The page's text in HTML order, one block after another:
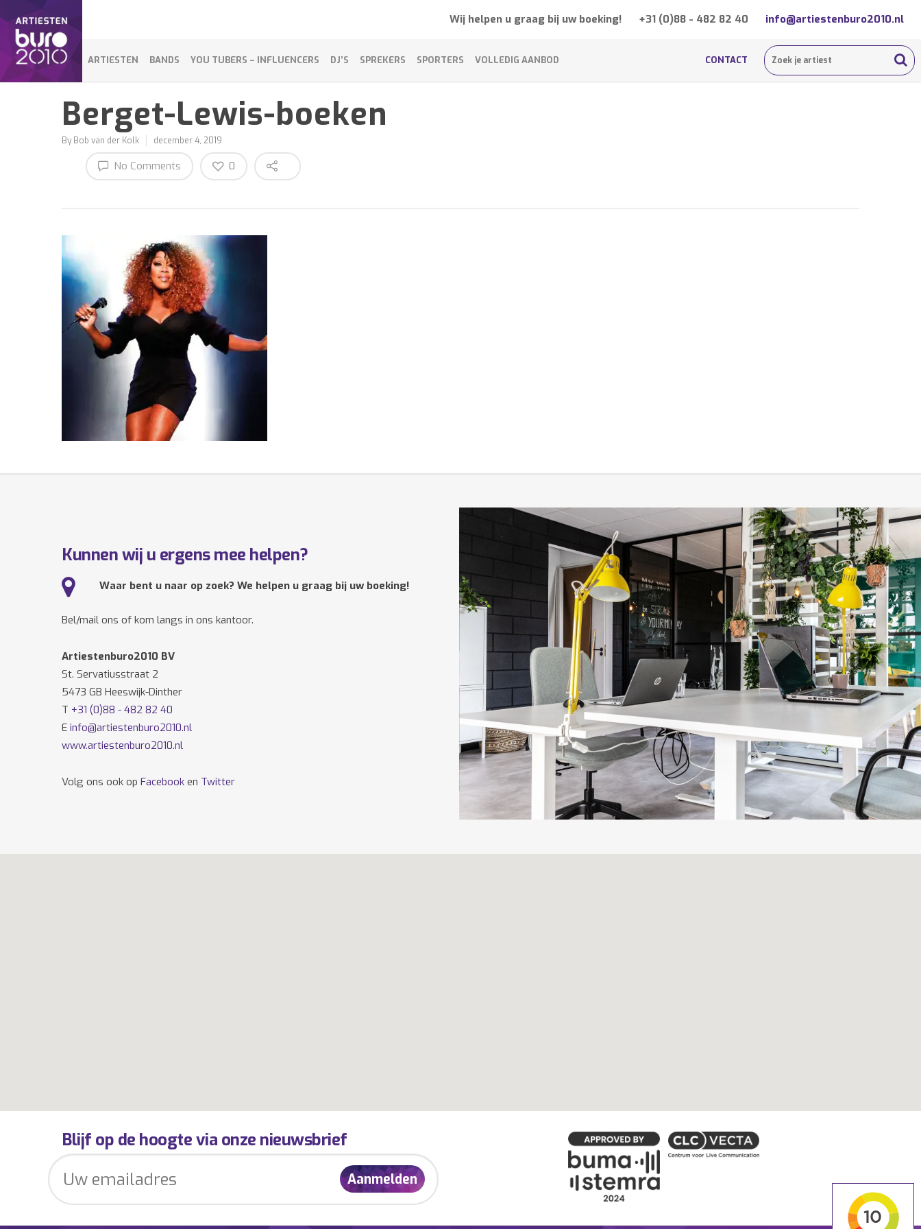
Wij helpen u graag bij uw boeking! +31 (0)88 - 482 82 40 info@artiestenburo2010.nl
ARTIESTEN BANDS YOU TUBERS – INFLUENCERS DJ’S SPREKERS SPORTERS VOLLEDIG AANBOD CONTACT
Berget-Lewis-boeken
By Bob van der Kolk december 4, 2019
No Comments 0
Kunnen wij u ergens mee helpen?
Waar bent u naar op zoek? We helpen u graag bij uw boeking!
Bel/mail ons of kom langs in ons kantoor.
Artiestenburo2010 BV
St. Servatiusstraat 2
5473 GB Heeswijk-Dinther
T +31 (0)88 - 482 82 40
E info@artiestenburo2010.nl
www.artiestenburo2010.nl
Volg ons ook op Facebook en Twitter
Blijf op de hoogte via onze nieuwsbrief